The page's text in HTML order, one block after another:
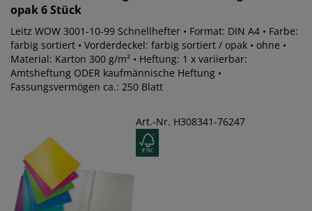
opak 6 Stück
Leitz WOW 3001-10-99 Schnellhefter • Format: DIN A4 • Farbe:
farbig sortiert • Vorderdeckel: farbig sortiert / opak • ohne •
Material: Karton 300 g/m² • Heftung: 1 x variierbar:
Amtsheftung ODER kaufmännische Heftung •
Fassungsvermögen ca.: 250 Blatt
Art.-Nr. H308341-76247